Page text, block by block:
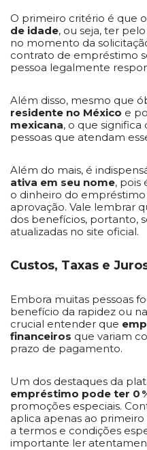
O primeiro critério é que
de idade, ou seja, ter
no momento da
contrato de empréstimo
pessoa legalmente
Além disso, mesmo que
residente no México e
mexicana, o que significa
pessoas que atendam
Além do mais, é
ativa em seu nome, pois
o dinheiro do
aprovação. Vale lembrar
dos benefícios, portanto,
atualizadas no site oficial.
Custos, Taxas e
Embora muitas pessoas
benefício da rapidez ou
crucial entender que
financeiros que variam
prazo de pagamento.
Um dos destaques da
empréstimo pode ter 0
promoções especiais.
aplica apenas ao
a termos e condições
importante ler